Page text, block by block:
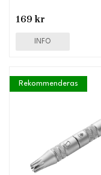
169 kr
INFO
Rekommenderas